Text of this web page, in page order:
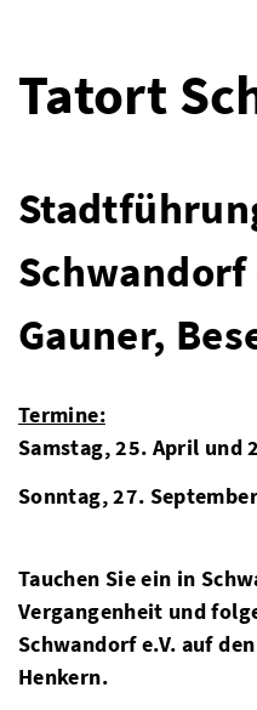
Tatort
Schwandorf
Gauner,
Termine:
Samstag, 25. April und
Sonntag, 27.
Tauchen Sie ein in
Vergangenheit und
Schwandorf e.V. auf
Henkern.